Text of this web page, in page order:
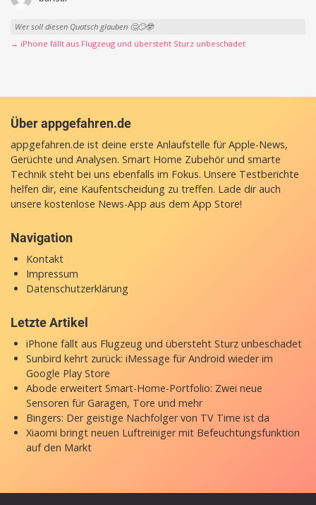
→ iPhone fällt aus Flugzeug und übersteht Sturz unbeschadet
Wer soll diesen Quatsch glauben 🤔🙄🤓
→ iPhone fällt aus Flugzeug und übersteht Sturz unbeschadet
Über appgefahren.de
appgefahren.de ist deine erste Anlaufstelle für Apple-News,
Gerüchte und Analysen. Smart Home Zubehör und smarte
Technik steht bei uns ebenfalls im Fokus. Unsere Testberichte
unserekostenlose News-App
Navigation
Kontakt
Impressum
Datenschutzerklärung
Letzte Artikel